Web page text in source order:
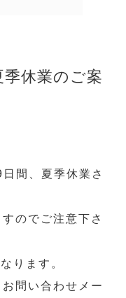
季休業のご案
間、夏季休業さ
のでご注意下さ
ります。
問い合わせメー